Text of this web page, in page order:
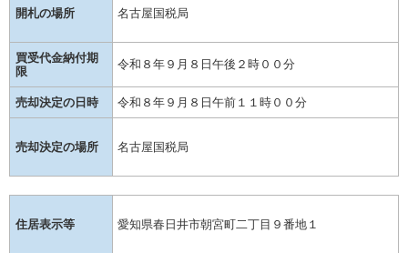
開札の場所 名古屋国税局
買受代金納付期
限
令和８年９月８日午後２時００分
売却決定の日時 令和８年９月８日午前１１時００分
売却決定の場所 名古屋国税局
住居表示等 愛知県春日井市朝宮町二丁目９番地１